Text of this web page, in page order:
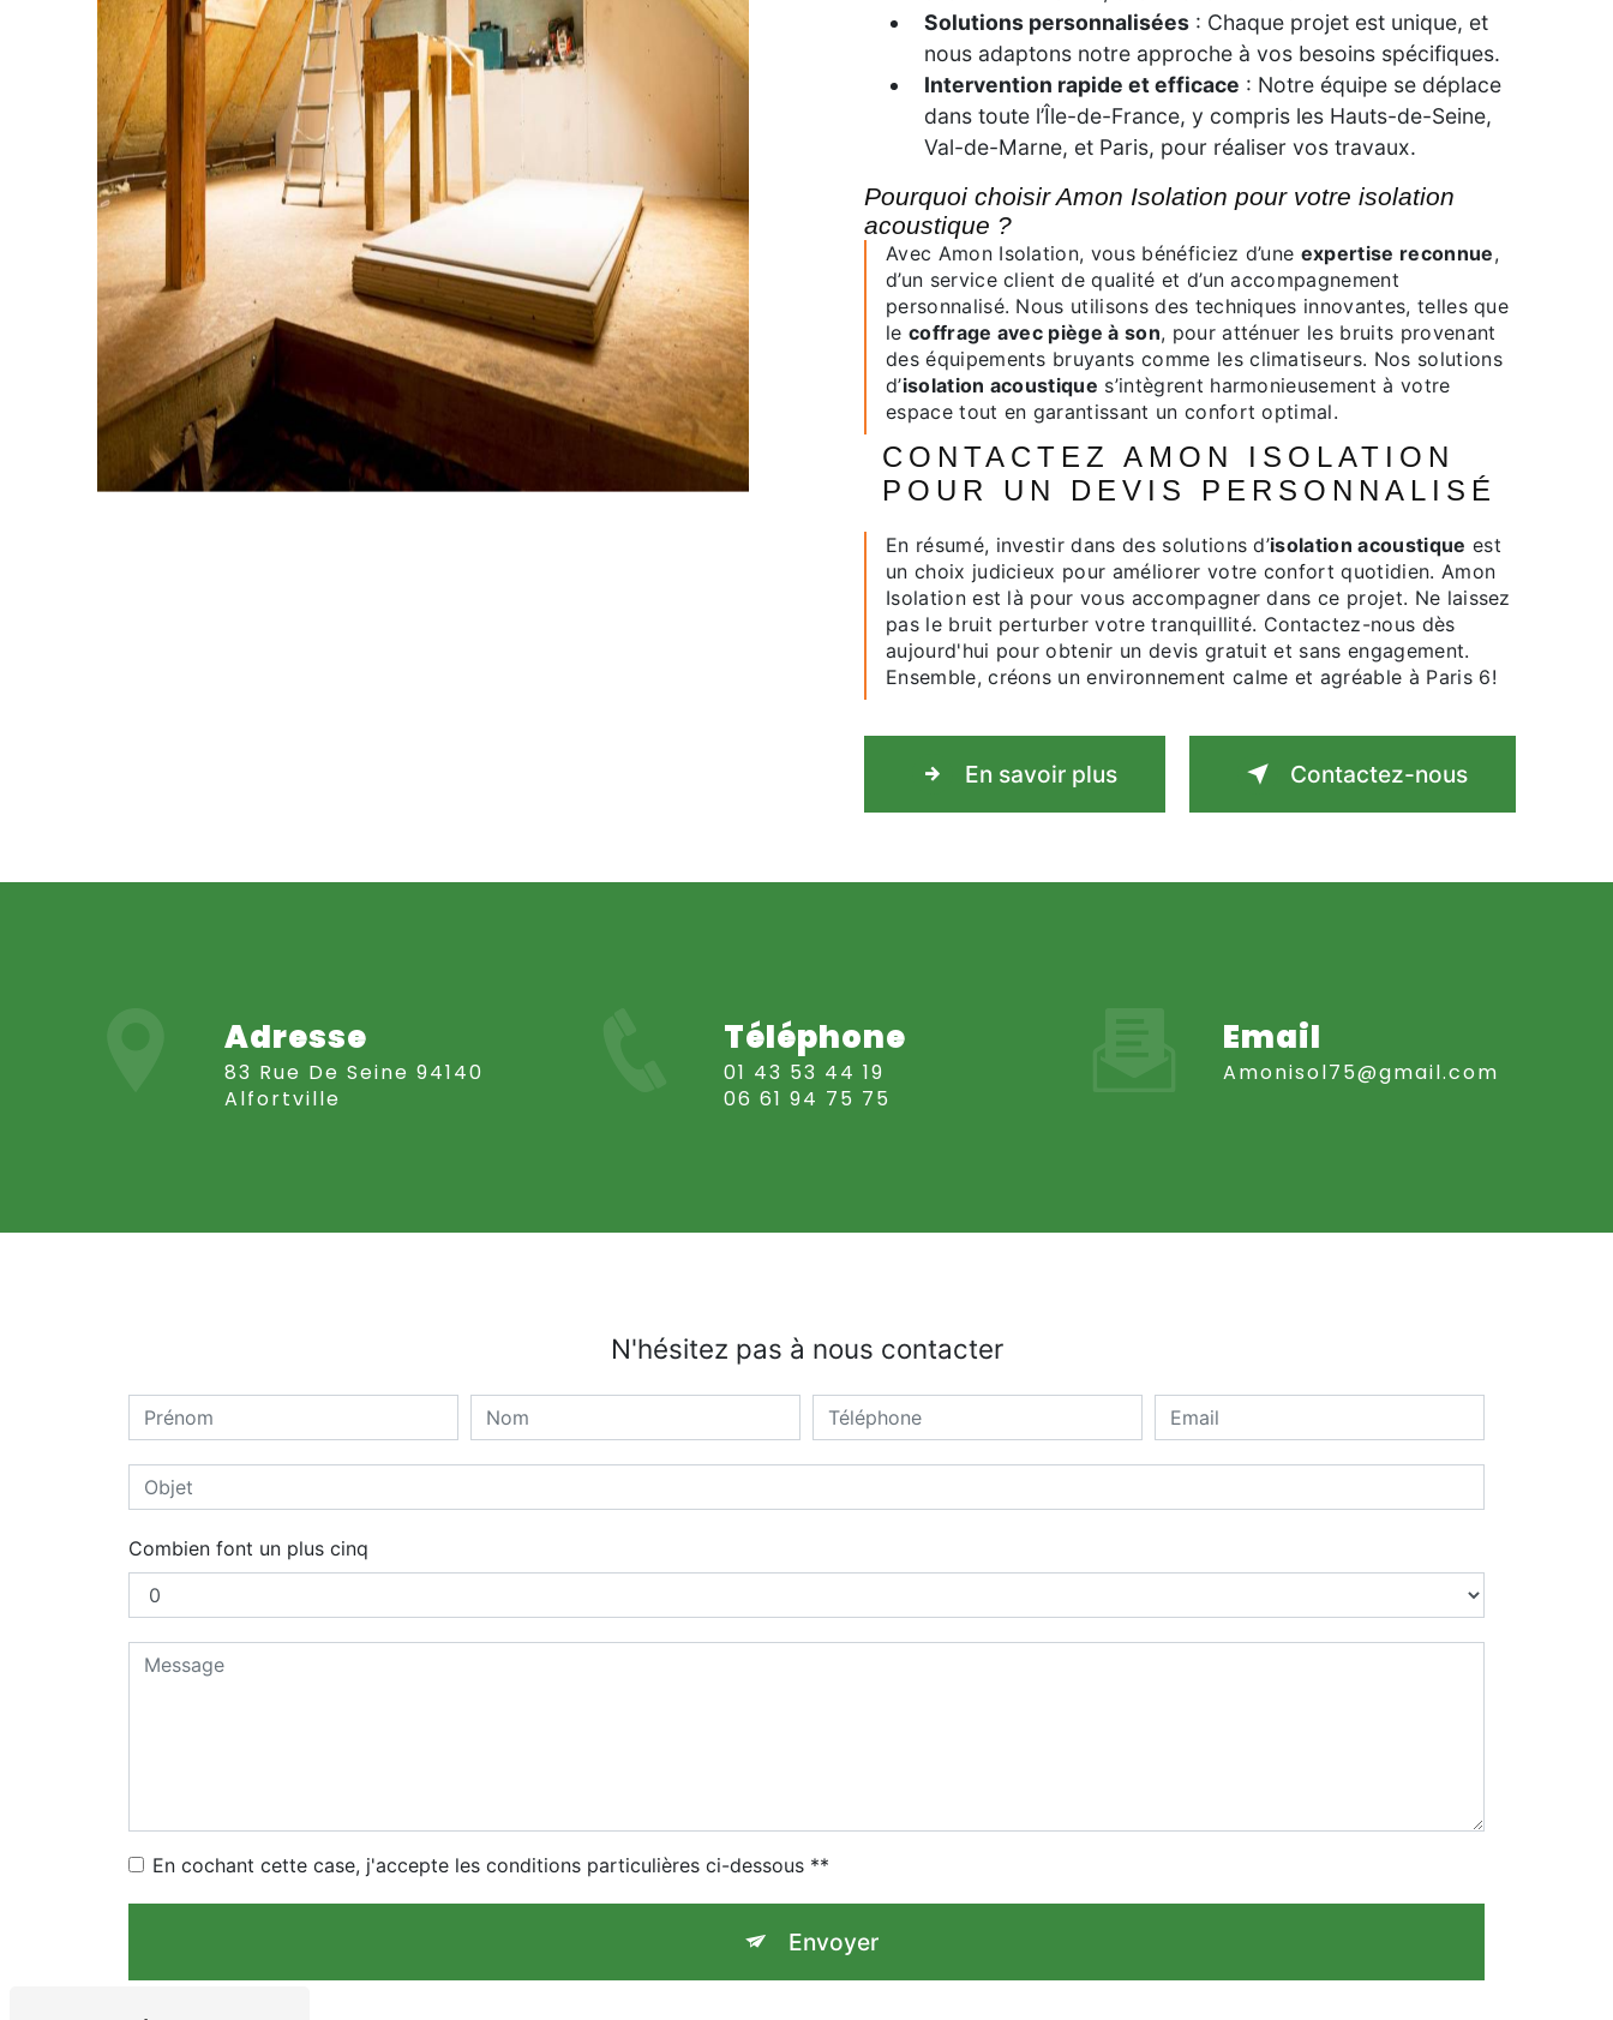
Solutions personnalisées : Chaque projet est unique, et
nous adaptons notre approche à vos besoins spécifiques.
Intervention rapide et efficace : Notre équipe se déplace
dans toute l’Île-de-France, y compris les Hauts-de-Seine,
Val-de-Marne, et Paris, pour réaliser vos travaux.
Pourquoi choisir Amon Isolation pour votre isolation
acoustique ?
Avec Amon Isolation, vous bénéficiez d’une expertise reconnue,
d’un service client de qualité et d’un accompagnement
personnalisé. Nous utilisons des techniques innovantes, telles que
le coffrage avec piège à son, pour atténuer les bruits provenant
des équipements bruyants comme les climatiseurs. Nos solutions
d’isolation acoustique s’intègrent harmonieusement à votre
espace tout en garantissant un confort optimal.
CONTACTEZ AMON ISOLATION
POUR UN DEVIS PERSONNALISÉ
En résumé, investir dans des solutions d’isolation acoustique est
un choix judicieux pour améliorer votre confort quotidien. Amon
Isolation est là pour vous accompagner dans ce projet. Ne laissez
pas le bruit perturber votre tranquillité. Contactez-nous dès
aujourd'hui pour obtenir un devis gratuit et sans engagement.
Ensemble, créons un environnement calme et agréable à Paris 6!
En savoir plus Contactez-nous
Adresse
83 Rue De Seine 94140
Alfortville
Téléphone
01 43 53 44 19
06 61 94 75 75
Email
amonisol75@gmail.com
N'hésitez pas à nous contacter
Combien font un plus cinq
En cochant cette case, j'accepte les conditions particulières ci-dessous **
Envoyer